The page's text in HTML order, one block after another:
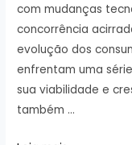
com mudanças
concorrência
evolução dos
enfrentam uma
sua viabilidade e
também …